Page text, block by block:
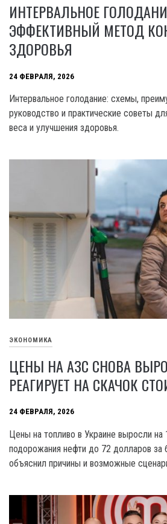
ИНТЕРВАЛЬНОЕ
ЭФФЕКТИВНЫЙ МЕТОД
ЗДОРОВЬЯ
24 ФЕВРАЛЯ, 2026
Интервальное голодание: схемы,
руководство и практические советы
веса и улучшения здоровья.
ЭКОНОМИКА
ЦЕНЫ НА АЗС СНОВА
РЕАГИРУЕТ НА СКАЧОК
24 ФЕВРАЛЯ, 2026
Цены на топливо в Украине выросли на
подорожания нефти до 72 долларов за
объяснил причины и возможные